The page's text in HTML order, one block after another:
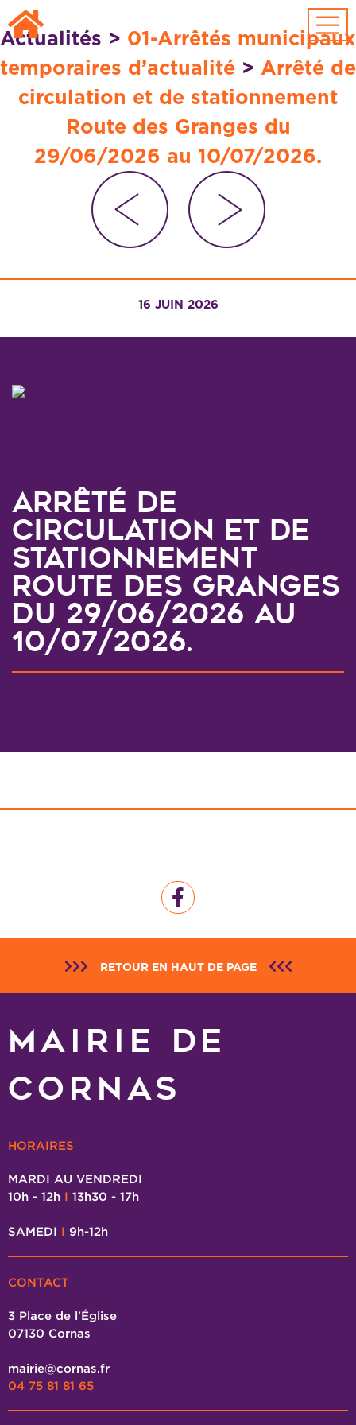
Passer au contenu principal
Actualités > 01-Arrêtés municipaux
temporaires d’actualité > Arrêté de
circulation et de stationnement
Route des Granges du
29/06/2026 au 10/07/2026.
16 JUIN 2026
Arrêté de
circulation et de
stationnement
Route des Granges
du 29/06/2026 au
10/07/2026.
RETOUR EN HAUT DE PAGE
MAIRIE DE
CORNAS
HORAIRES
MARDI AU VENDREDI
10h - 12h I 13h30 - 17h
SAMEDI I 9h-12h
CONTACT
3 Place de l'Église
07130 Cornas
mairie@cornas.fr
04 75 81 81 65